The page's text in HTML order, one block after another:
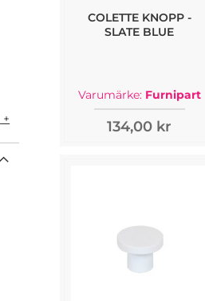
COLETTE KNOPP -
SLATE BLUE
Varumärke: Furnipart
134,00 kr